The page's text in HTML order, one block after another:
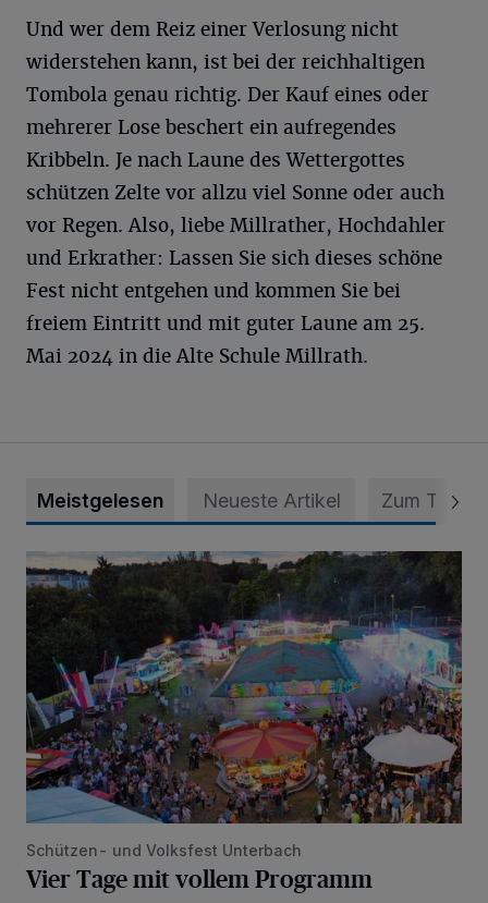
Und wer dem Reiz einer Verlosung nicht
widerstehen kann, ist bei der reichhaltigen
Tombola genau richtig. Der Kauf eines oder
mehrerer Lose beschert ein aufregendes
Kribbeln. Je nach Laune des Wettergottes
schützen Zelte vor allzu viel Sonne oder auch
vor Regen. Also, liebe Millrather, Hochdahler
und Erkrather: Lassen Sie sich dieses schöne
Fest nicht entgehen und kommen Sie bei
freiem Eintritt und mit guter Laune am 25.
Mai 2024 in die Alte Schule Millrath.
Meistgelesen Neueste Artikel Zum Thema
Vier Tage mit vollem Programm
Schützen- und Volksfest Unterbach
Vier Tage mit vollem Programm